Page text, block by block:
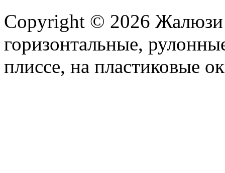
Copyright © 2026 Жалюзи
горизонтальные,
плиссе, на пластиковые